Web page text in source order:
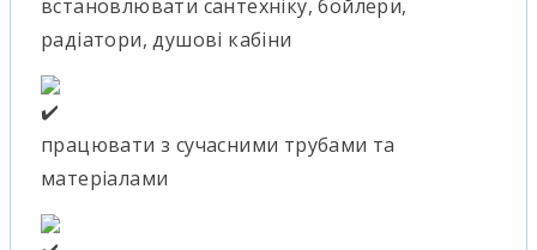
встановлювати сантехніку, бойлери,
радіатори, душові кабіни
працювати з сучасними трубами та
матеріалами